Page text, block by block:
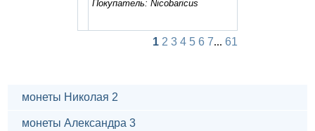
Покупатель: Nicobaricus
1 2 3 4 5 6 7... 61
монеты Николая 2
монеты Александра 3